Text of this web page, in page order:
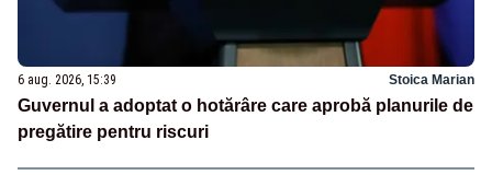
6 aug. 2026, 15:39 Stoica Marian
Guvernul a adoptat o hotărâre care aprobă planurile de
pregătire pentru riscuri